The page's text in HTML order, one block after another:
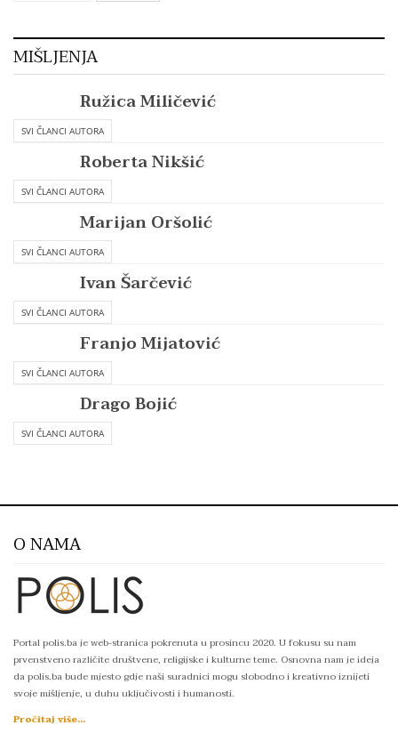
MIŠLJENJA
Ružica Miličević
SVI ČLANCI AUTORA
Roberta Nikšić
SVI ČLANCI AUTORA
Marijan Oršolić
SVI ČLANCI AUTORA
Ivan Šarčević
SVI ČLANCI AUTORA
Franjo Mijatović
SVI ČLANCI AUTORA
Drago Bojić
SVI ČLANCI AUTORA
O NAMA
Portal polis.ba je web-stranica pokrenuta u prosincu 2020. U fokusu su nam
prvenstveno različite društvene, religijske i kulturne teme. Osnovna nam je ideja
da polis.ba bude mjesto gdje naši suradnici mogu slobodno i kreativno iznijeti
svoje mišljenje, u duhu uključivosti i humanosti.
Pročitaj više...